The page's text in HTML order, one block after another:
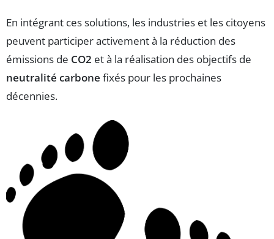
En intégrant ces solutions, les industries et les citoyens
peuvent participer activement à la réduction des
émissions de CO2 et à la réalisation des objectifs de
neutralité carbone fixés pour les prochaines
décennies.